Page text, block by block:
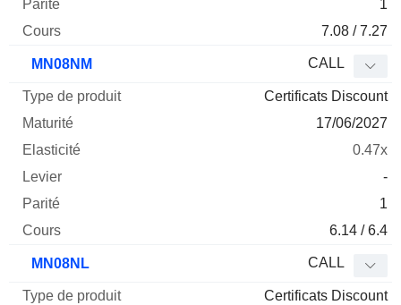
1
7.08 / 7.27
MN08NM CALL
Certificats Discount
17/06/2027
0.47x
-
1
6.14 / 6.4
MN08NL CALL
Certificats Discount